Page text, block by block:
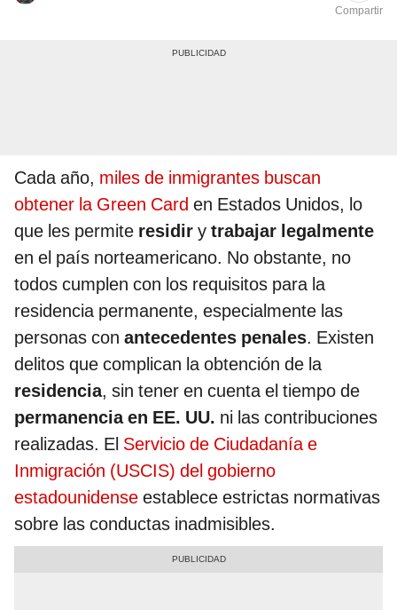
Compartir
Cada año, miles de inmigrantes buscan
obtener la Green Card en Estados Unidos, lo
que les permite residir y trabajar legalmente
en el país norteamericano. No obstante, no
todos cumplen con los requisitos para la
residencia permanente, especialmente las
personas con antecedentes penales. Existen
delitos que complican la obtención de la
residencia, sin tener en cuenta el tiempo de
permanencia en EE. UU. ni las contribuciones
realizadas. El Servicio de Ciudadanía e
Inmigración (USCIS) del gobierno
estadounidense establece estrictas normativas
sobre las conductas inadmisibles.